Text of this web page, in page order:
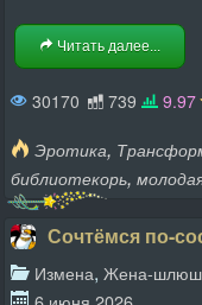
Читать далее...
30170 739 9.97
Эротика,
библиотекорь,
Сочтёмся по-
Измена, Жена-